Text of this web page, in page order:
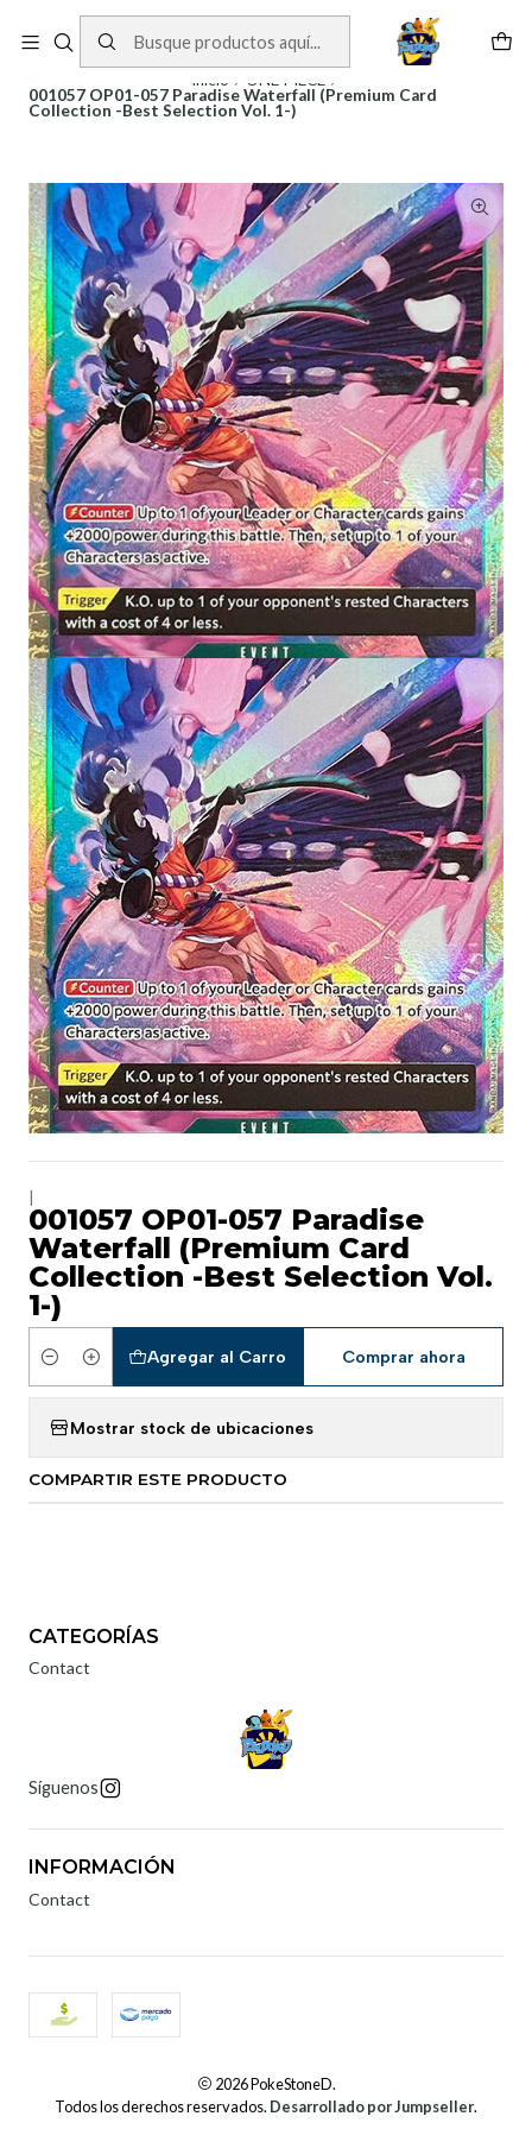
Inicio
ONE PIECE
001057 OP01-057 Paradise Waterfall (Premium Card
Collection -Best Selection Vol. 1-)
001057 OP01-057 Paradise
Waterfall (Premium Card
Collection -Best Selection Vol.
1-)
Cantidad
Agregar al Carro Comprar ahora
Mostrar stock de ubicaciones
COMPARTIR ESTE PRODUCTO
CATEGORÍAS
Contact
Síguenos
INFORMACIÓN
Contact
2026 PokeStoneD.
Todos los derechos reservados. Desarrollado por Jumpseller.